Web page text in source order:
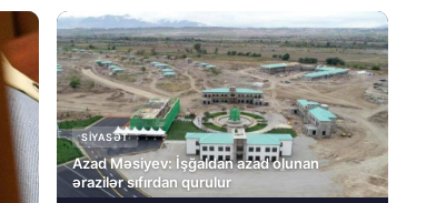
SIYASƏT
Azad Məsiyev: İşğaldan azad olunan
ərazilər sıfırdan qurulur